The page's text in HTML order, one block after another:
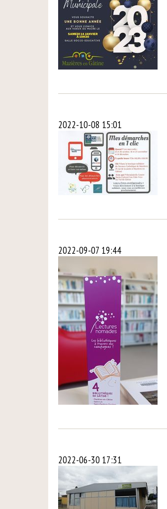
2022-10-08 15:01
2022-09-07 19:44
2022-06-30 17:31